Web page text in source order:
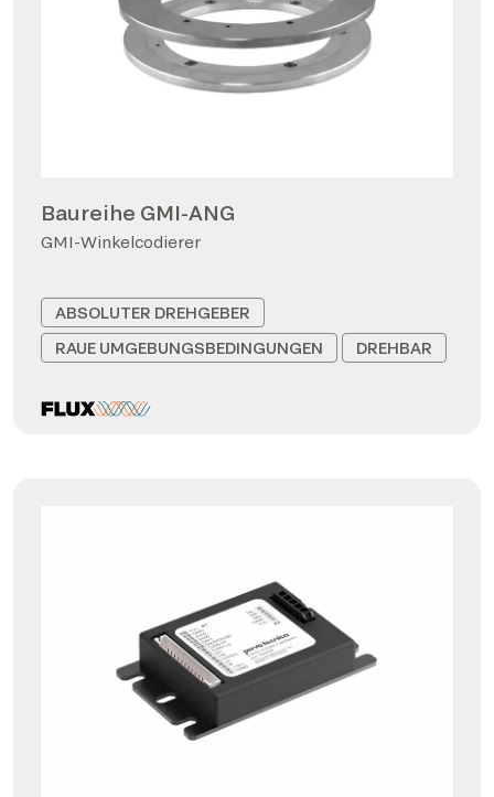
Baureihe GMI-ANG
GMI-Winkelcodierer
ABSOLUTER DREHGEBER
RAUE UMGEBUNGSBEDINGUNGEN
DREHBAR